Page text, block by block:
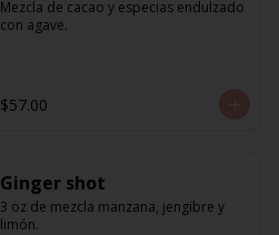
Mezcla de cacao y especias endulzado
con agave.
$57.00
Ginger shot
3 oz de mezcla manzana, jengibre y
limón.